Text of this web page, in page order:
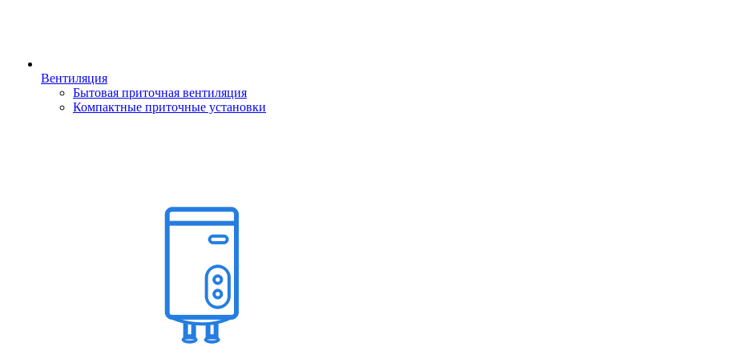
Вентиляция
Бытовая приточная вентиляция
Компактные приточные установки